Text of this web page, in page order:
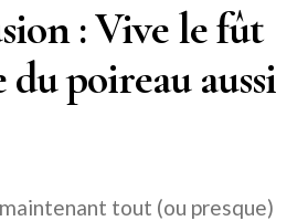
: Vive le fût
du poireau aussi
tout (ou presque)